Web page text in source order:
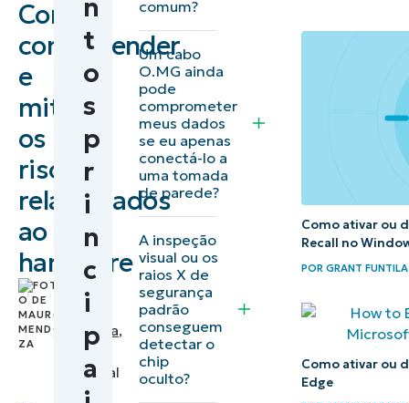
Como
compreender
e
mitigar
os
riscos
relacionados
ao
hardware
by
Mauro
Mendoza,
Technical
Writer
Entendendo
a ameaça
dissimulada:
O que é um
cabo O.MG?
Por que o
O.MG
representa
um risco à
segurança
Por que as
defesas
tradicionais
n
t
o
s
p
r
i
n
c
i
p
a
comum?
Um cabo
O.MG ainda
pode
comprometer
meus dados
se eu apenas
conectá-lo a
uma tomada
de parede?
A inspeção
visual ou os
raios X de
segurança
padrão
conseguem
detectar o
chip
oculto?
Como ativar ou
Recall no
POR GRANT FUNTILA
Como ativar ou
Edge